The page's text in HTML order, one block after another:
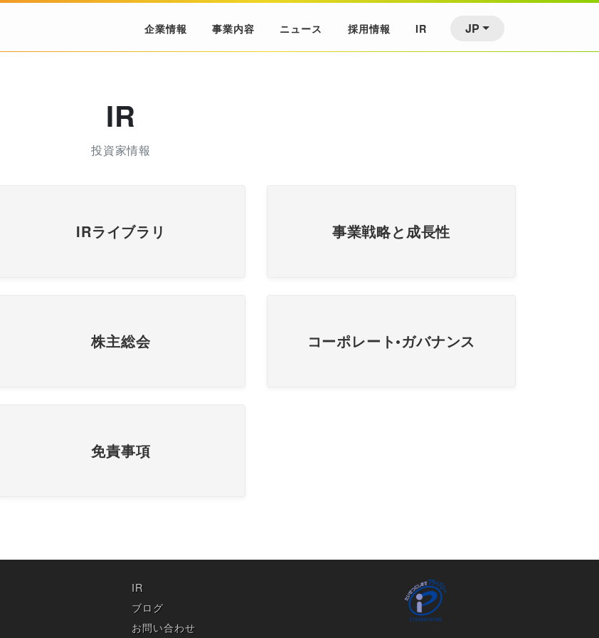
企業情報 事業内容 ニュース 採用情報 IR JP
IR
投資家情報
IRライブラリ 事業戦略と成長性
株主総会 コーポレート•ガバナンス
免責事項
IR
ブログ
お問い合わせ